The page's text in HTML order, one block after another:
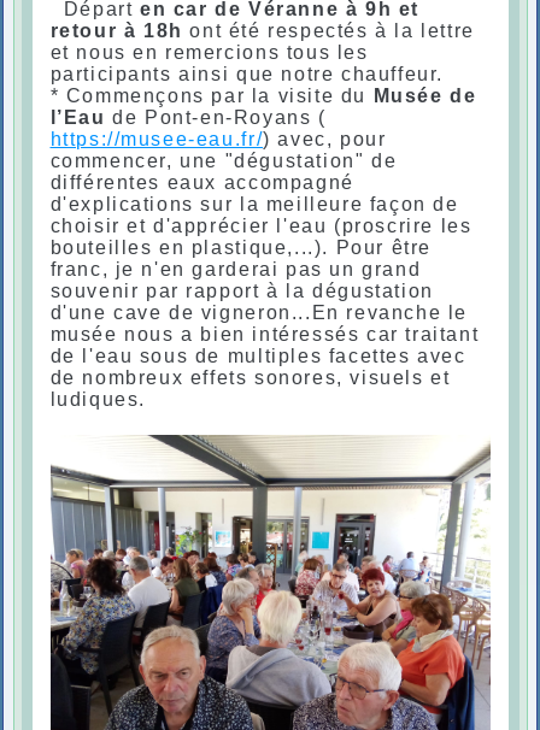
Départ en car de Véranne à 9h et
retour à 18h ont été respectés à la lettre
et nous en remercions tous les
participants ainsi que notre chauffeur.
* Commençons par la visite du
Musée de
l’Eau de Pont-en-Royans (
https://musee-eau.fr/) avec, pour
commencer, une "dégustation" de
différentes eaux accompagné
d'explications sur la meilleure façon de
choisir et d'apprécier l'eau (proscrire les
bouteilles en plastique,...). Pour être
franc, je n'en garderai pas un grand
souvenir par rapport à la dégustation
d'une cave de vigneron...En revanche le
musée nous a bien intéressés car traitant
de l'eau sous de multiples facettes avec
de nombreux effets sonores, visuels et
ludiques.